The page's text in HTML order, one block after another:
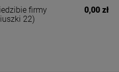
firmy
22)
0,00 zł